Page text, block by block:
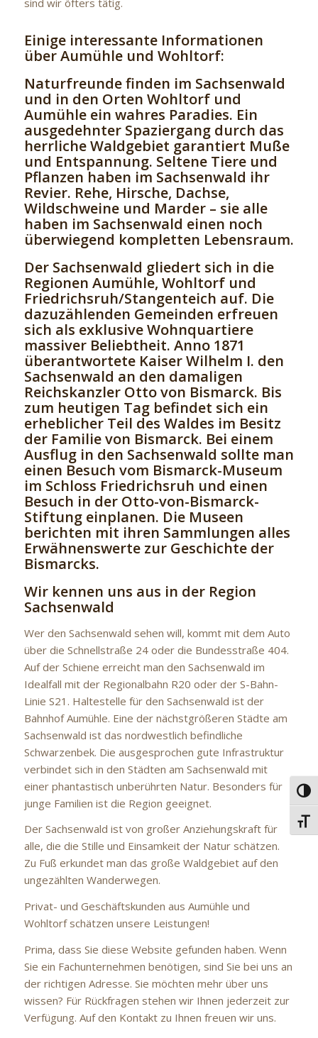
Einige interessante Informationen
über Aumühle und Wohltorf:
Naturfreunde finden im Sachsenwald
und in den Orten Wohltorf und
Aumühle ein wahres Paradies. Ein
ausgedehnter Spaziergang durch das
herrliche Waldgebiet garantiert Muße
und Entspannung. Seltene Tiere und
Pflanzen haben im Sachsenwald ihr
Revier. Rehe, Hirsche, Dachse,
Wildschweine und Marder – sie alle
haben im Sachsenwald einen noch
überwiegend kompletten Lebensraum.
Der Sachsenwald gliedert sich in die
Regionen Aumühle, Wohltorf und
Friedrichsruh/Stangenteich auf. Die
dazuzählenden Gemeinden erfreuen
sich als exklusive Wohnquartiere
massiver Beliebtheit. Anno 1871
überantwortete Kaiser Wilhelm I. den
Sachsenwald an den damaligen
Reichskanzler Otto von Bismarck. Bis
zum heutigen Tag befindet sich ein
erheblicher Teil des Waldes im Besitz
der Familie von Bismarck. Bei einem
Ausflug in den Sachsenwald sollte man
einen Besuch vom Bismarck-Museum
im Schloss Friedrichsruh und einen
Besuch in der Otto-von-Bismarck-
Stiftung einplanen. Die Museen
berichten mit ihren Sammlungen alles
Erwähnenswerte zur Geschichte der
Bismarcks.
Wir kennen uns aus in der Region
Sachsenwald
Wer den Sachsenwald sehen will, kommt mit dem Auto
über die Schnellstraße 24 oder die Bundesstraße 404.
Auf der Schiene erreicht man den Sachsenwald im
Idealfall mit der Regionalbahn R20 oder der S-Bahn-
Linie S21. Haltestelle für den Sachsenwald ist der
Bahnhof Aumühle. Eine der nächstgrößeren Städte am
Sachsenwald ist das nordwestlich befindliche
Schwarzenbek. Die ausgesprochen gute Infrastruktur
verbindet sich in den Städten am Sachsenwald mit
einer phantastisch unberührten Natur. Besonders für
junge Familien ist die Region geeignet.
Der Sachsenwald ist von großer Anziehungskraft für
alle, die die Stille und Einsamkeit der Natur schätzen.
Zu Fuß erkundet man das große Waldgebiet auf den
ungezählten Wanderwegen.
Privat- und Geschäftskunden aus Aumühle und
Wohltorf schätzen unsere Leistungen!
Prima, dass Sie diese Website gefunden haben. Wenn
Sie ein Fachunternehmen benötigen, sind Sie bei uns an
der richtigen Adresse. Sie möchten mehr über uns
wissen? Für Rückfragen stehen wir Ihnen jederzeit zur
Verfügung. Auf den Kontakt zu Ihnen freuen wir uns.